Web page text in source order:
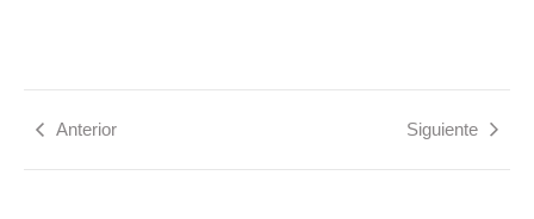
Anterior Siguiente